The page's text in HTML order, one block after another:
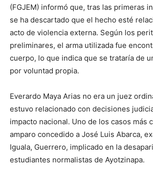
(FGJEM) informó que, tras las primeras
se ha descartado que el hecho esté
acto de violencia externa. Según los
preliminares, el arma utilizada fue
cuerpo, lo que indica que se trataría de
por voluntad propia.
Everardo Maya Arias no era un juez
estuvo relacionado con decisiones
impacto nacional. Uno de los casos más
amparo concedido a José Luis Abarca,
Iguala, Guerrero, implicado en la
estudiantes normalistas de Ayotzinapa.